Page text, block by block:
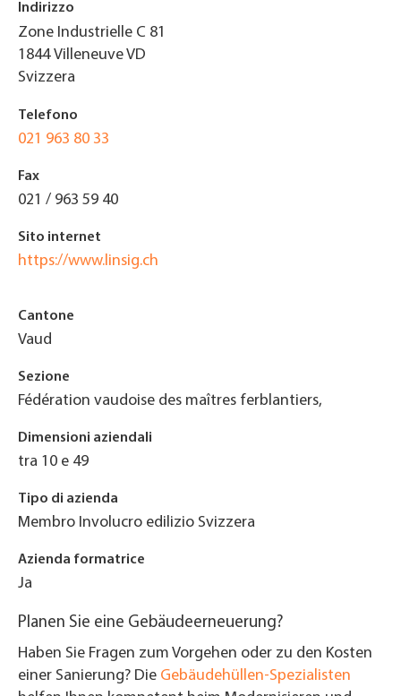
Indirizzo
Zone Industrielle C 81
1844 Villeneuve VD
Svizzera
Telefono
021 963 80 33
Fax
021 / 963 59 40
Sito internet
https://www.linsig.ch
Cantone
Vaud
Sezione
Fédération vaudoise des maîtres ferblantiers,
Dimensioni aziendali
tra 10 e 49
Tipo di azienda
Membro Involucro edilizio Svizzera
Azienda formatrice
Ja
Planen Sie eine Gebäudeerneuerung?
Haben Sie Fragen zum Vorgehen oder zu den Kosten
einer Sanierung? Die Gebäudehüllen-Spezialisten